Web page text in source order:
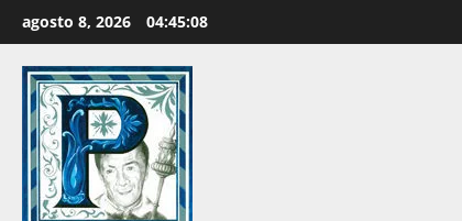
al
contenido
agosto 8, 2026 04:45:09